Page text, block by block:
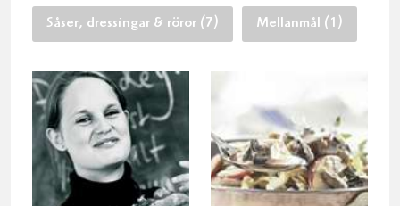
Såser, dressingar & röror (7) Mellanmål (1)